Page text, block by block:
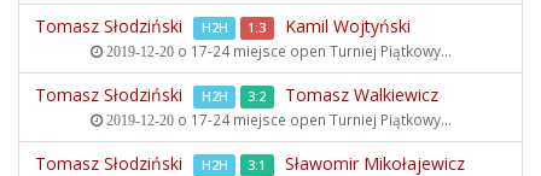
Tomasz Słodziński H2H 1:3 Kamil Wojtyński
2019-12-20o 17-24 miejsce open Turniej Piątkowy...
Tomasz Słodziński H2H 3:2 Tomasz Walkiewicz
2019-12-20o 17-24 miejsce open Turniej Piątkowy...
Tomasz Słodziński H2H 3:1 Sławomir Mikołajewicz